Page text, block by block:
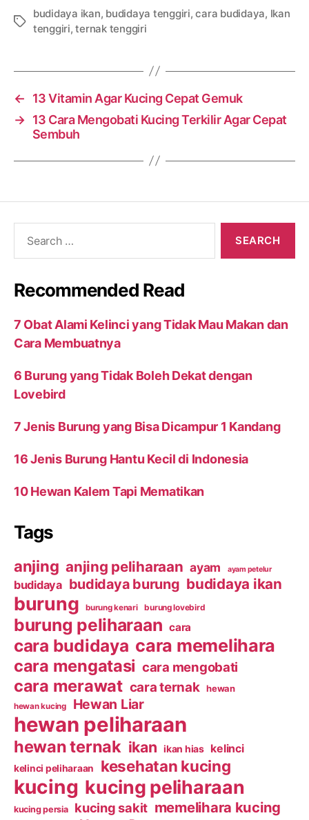
Tags
budidaya ikan, budidaya tenggiri,cara budidaya, Ikan
tenggiri,ternak tenggiri
←
13 Vitamin Agar Kucing Cepat Gemuk
→ 13 Cara Mengobati Kucing Terkilir Agar Cepat
Sembuh
Recommended Read
7 Obat Alami Kelinci yang Tidak Mau Makan dan
Cara Membuatnya
6 Burung yang Tidak Boleh Dekat dengan
Lovebird
7 Jenis Burung yang Bisa Dicampur 1 Kandang
16 Jenis Burung Hantu Kecil di Indonesia
10 Hewan Kalem Tapi Mematikan
Tags
anjing anjing peliharaan ayam ayam petelur
budidaya budidaya burung budidaya ikan
burung burung kenari burung lovebird
burung peliharaan cara
cara budidaya cara memelihara
cara mengatasi cara mengobati
cara merawat cara ternak hewan
hewan kucing Hewan Liar
hewan peliharaan
hewan ternak ikan ikan hias kelinci
kelinci peliharaan kesehatan kucing
kucing kucing peliharaan
kucing persia kucing sakit memelihara kucing